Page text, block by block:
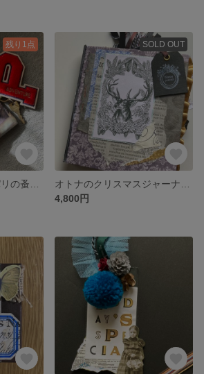
残り1点 SOLD OUT
4,800円